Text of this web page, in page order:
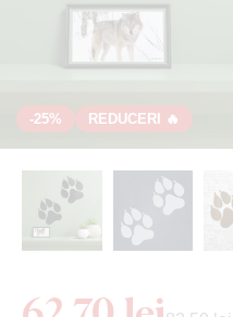
-25% REDUCERI 🔥